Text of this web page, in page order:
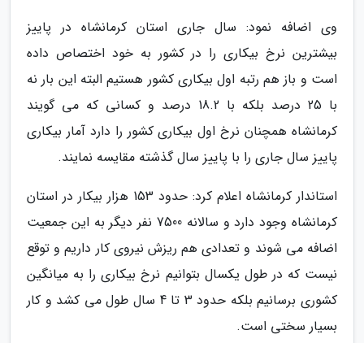
وی اضافه نمود: سال جاری استان کرمانشاه در پاییز
بیشترین نرخ بیکاری را در کشور به خود اختصاص داده
است و باز هم رتبه اول بیکاری کشور هستیم البته این بار نه
با 25 درصد بلکه با 18.2 درصد و کسانی که می گویند
کرمانشاه همچنان نرخ اول بیکاری کشور را دارد آمار بیکاری
پاییز سال جاری را با پاییز سال گذشته مقایسه نمایند.
استاندار کرمانشاه اعلام کرد: حدود 153 هزار بیکار در استان
کرمانشاه وجود دارد و سالانه 7500 نفر دیگر به این جمعیت
اضافه می شوند و تعدادی هم ریزش نیروی کار داریم و توقع
نیست که در طول یکسال بتوانیم نرخ بیکاری را به میانگین
کشوری برسانیم بلکه حدود 3 تا 4 سال طول می کشد و کار
بسیار سختی است.